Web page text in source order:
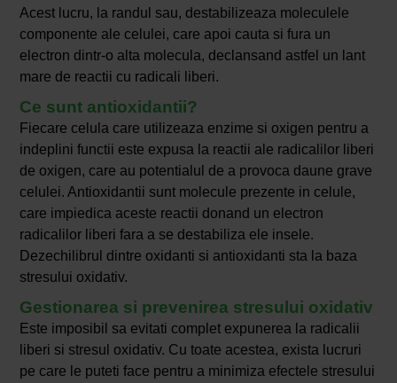
Acest lucru, la randul sau, destabilizeaza moleculele
componente ale celulei, care apoi cauta si fura un
electron dintr-o alta molecula, declansand astfel un lant
mare de reactii cu radicali liberi.
Ce sunt antioxidantii?
Fiecare celula care utilizeaza enzime si oxigen pentru a
indeplini functii este expusa la reactii ale radicalilor liberi
de oxigen, care au potentialul de a provoca daune grave
celulei. Antioxidantii sunt molecule prezente in celule,
care impiedica aceste reactii donand un electron
radicalilor liberi fara a se destabiliza ele insele.
Dezechilibrul dintre oxidanti si antioxidanti sta la baza
stresului oxidativ.
Gestionarea si prevenirea stresului oxidativ
Este imposibil sa evitati complet expunerea la radicalii
liberi si stresul oxidativ. Cu toate acestea, exista lucruri
pe care le puteti face pentru a minimiza efectele stresului